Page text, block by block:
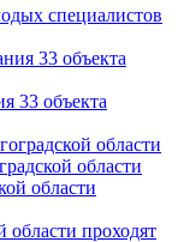
специалистов
33 объекта
области
области проходят